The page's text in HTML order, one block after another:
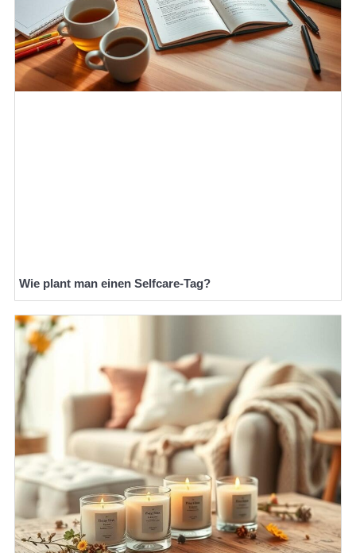
Wie plant man einen Selfcare-Tag?